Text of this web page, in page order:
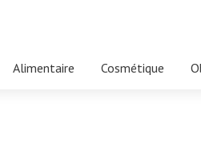
Alimentaire Cosmétique